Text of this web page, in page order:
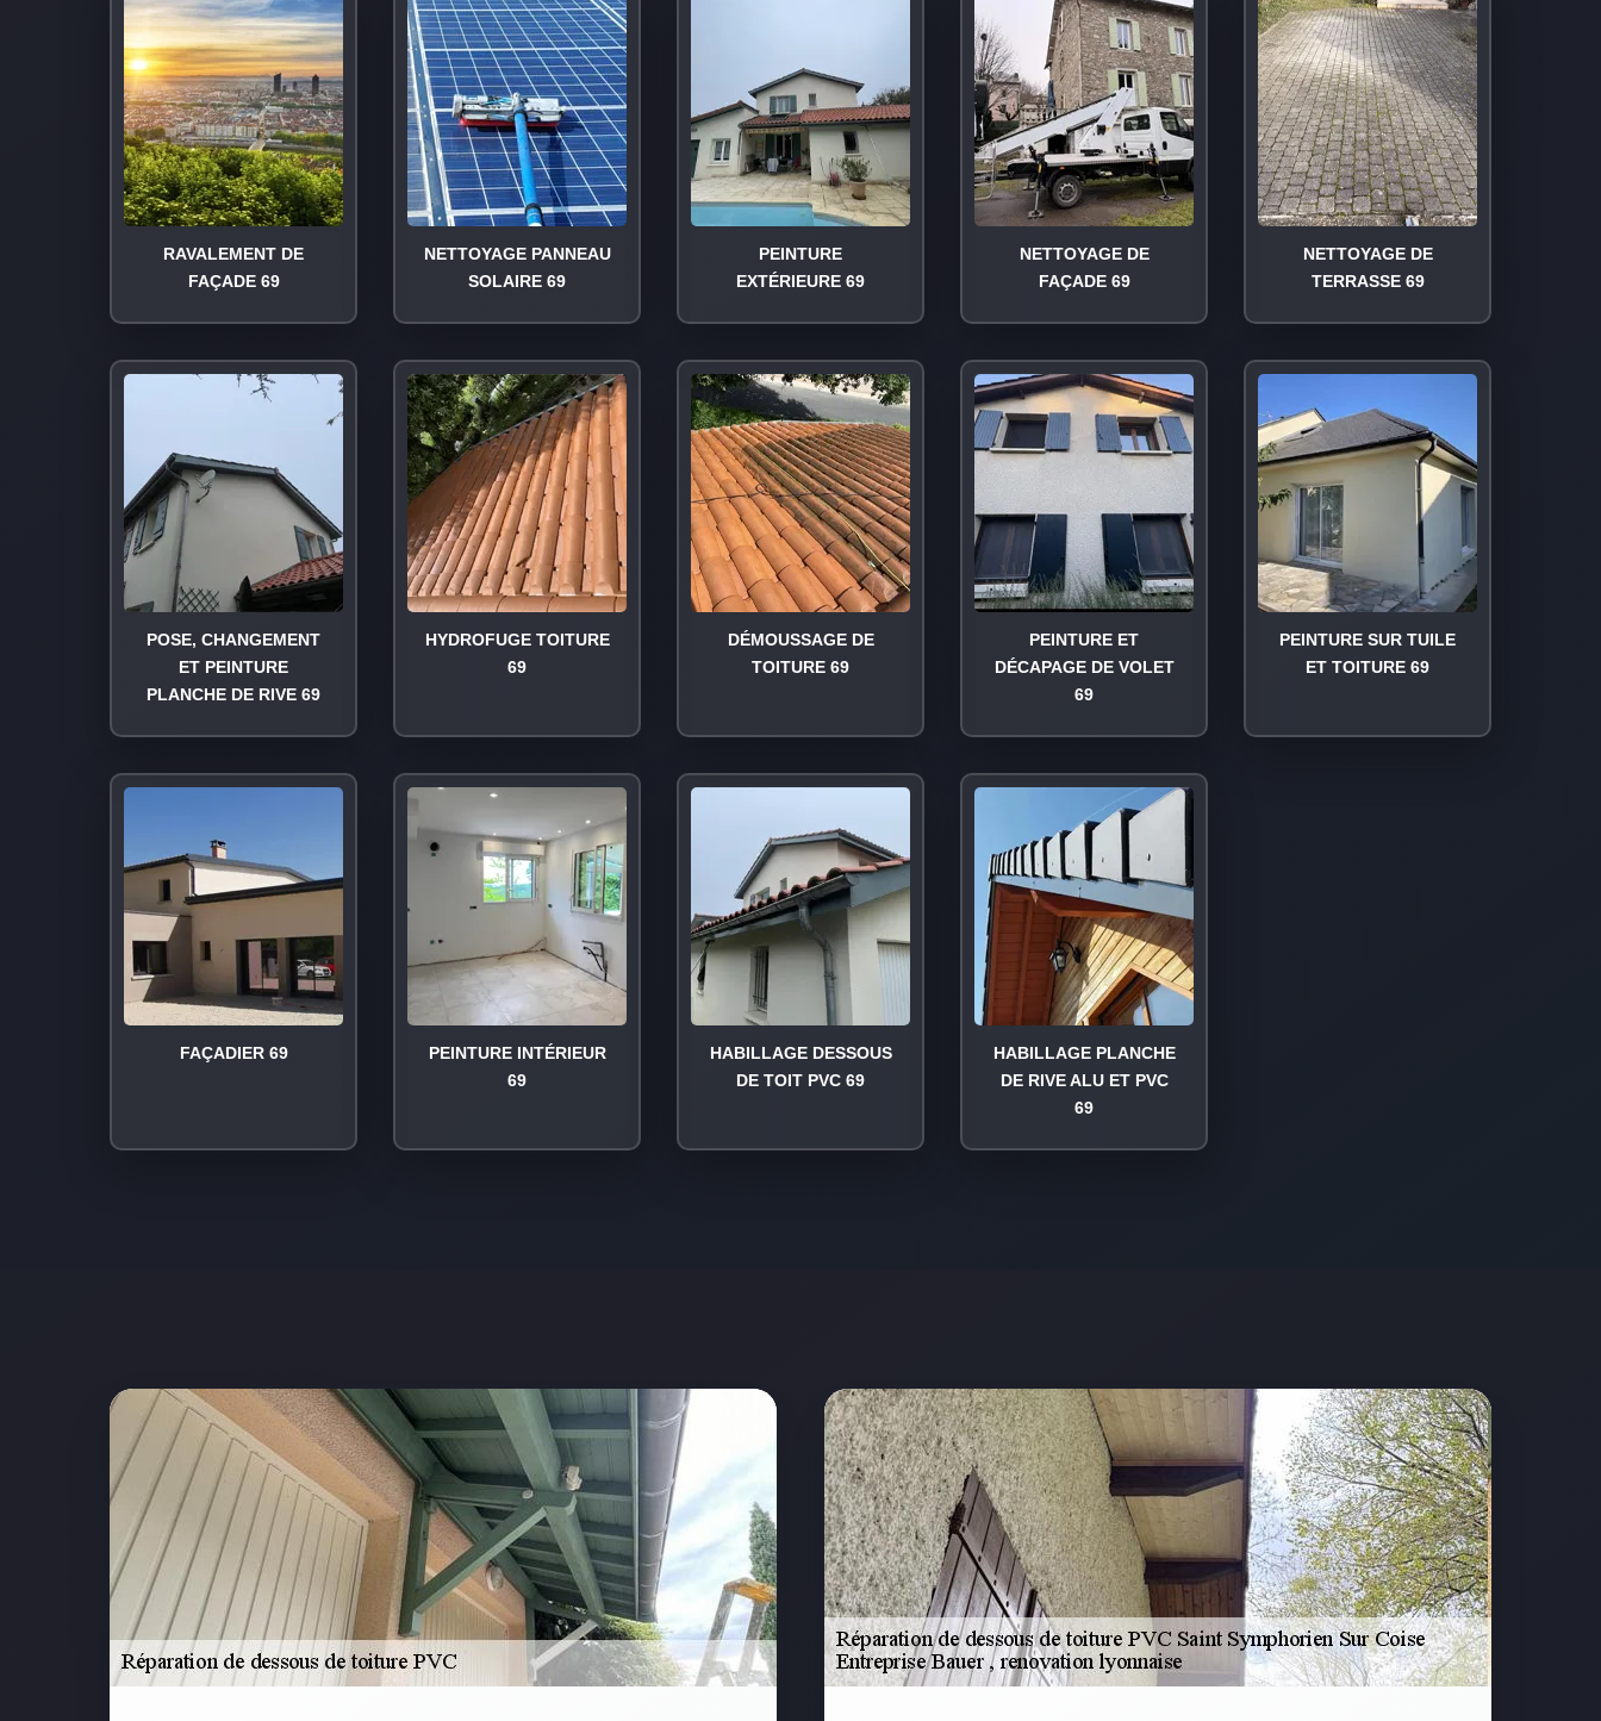
RAVALEMENT DE
FAÇADE 69
NETTOYAGE PANNEAU
SOLAIRE 69
PEINTURE
EXTÉRIEURE 69
NETTOYAGE DE
FAÇADE 69
NETTOYAGE DE
TERRASSE 69
POSE, CHANGEMENT
ET PEINTURE
PLANCHE DE RIVE 69
HYDROFUGE TOITURE
69
DÉMOUSSAGE DE
TOITURE 69
PEINTURE ET
DÉCAPAGE DE VOLET
69
PEINTURE SUR TUILE
ET TOITURE 69
FAÇADIER 69
PEINTURE INTÉRIEUR
69
HABILLAGE DESSOUS
DE TOIT PVC 69
HABILLAGE PLANCHE
DE RIVE ALU ET PVC
69